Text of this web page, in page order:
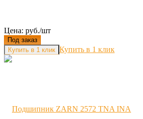
Цена: руб./шт
Под заказ
Купить в 1 клик